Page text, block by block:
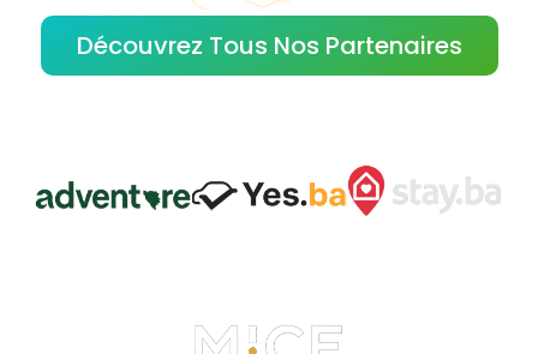
Découvrez Tous Nos Partenaires